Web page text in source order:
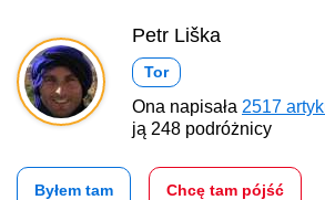
Petr Liška
Tor
Ona napisała 2517
ją 248 podróżnicy
Byłem tam Chcę tam pójść